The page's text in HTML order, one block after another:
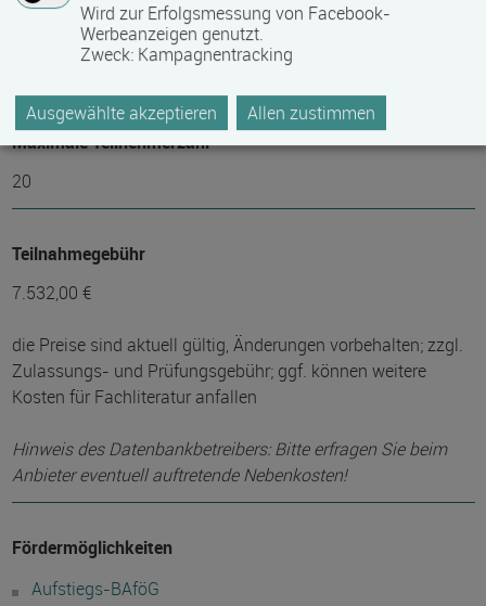
Mindest­teilnehmer­anzahl
Maximale Teilnehmerzahl
20
Teilnahmegebühr
7.532,00 €
die Preise sind aktuell gültig, Änderungen vorbehalten; zzgl.
Zulassungs- und Prüfungsgebühr; ggf. können weitere
Kosten für Fachliteratur anfallen
Hinweis des Datenbankbetreibers: Bitte erfragen Sie beim
Anbieter eventuell auftretende Nebenkosten!
Fördermöglichkeiten
Aufstiegs-BAföG
Wird zur Erfolgsmessung von Facebook-
Werbeanzeigen genutzt.
Zweck: Kampagnentracking
Ausgewählte akzeptieren Allen zustimmen